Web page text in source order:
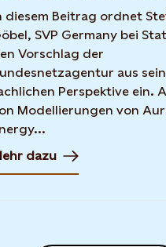
diesem Beitrag ordnet
SVP Germany bei
Vorschlag der
aus
Perspektive ein.
Modellierungen von
dazu